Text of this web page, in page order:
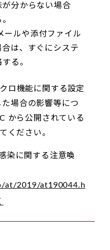
が分からない場合
ールや添付ファイル
は、すぐにシステ
る。
ロ機能に関する設定
場合の影響等につ
から公開されている
ください。
染に関する注意喚
at/2019/at190044.h